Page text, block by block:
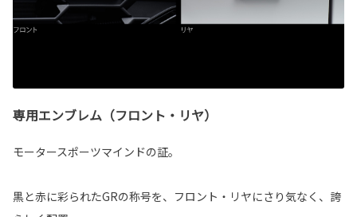
専用エンブレム（フロント・リヤ）
モータースポーツマインドの証。
黒と赤に彩られたGRの称号を、フロント・リヤにさり気なく、誇